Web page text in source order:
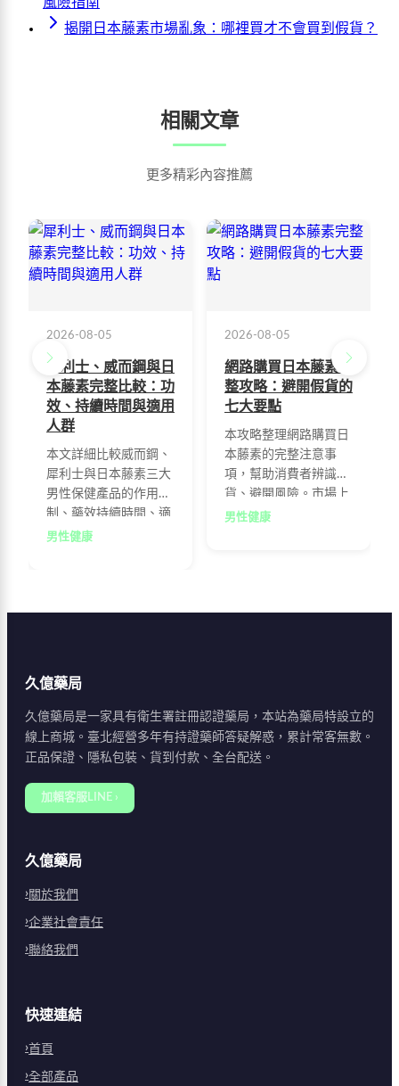
揭開日本藤素市場亂象：哪裡買才不會買到假貨？
相關文章
更多精彩內容推薦
2026-08-05
犀利士、威而鋼與日
本藤素完整比較：功
效、持續時間與適用
人群
本文詳細比較威而鋼、
犀利士與日本藤素三大
男性保健產品的作用機
制、藥效持續時間、適
用人群及選購建議，幫
則為保健食品，功效與
男性健康
2026-08-05
網路購買日本藤素完
整攻略：避開假貨的
七大要點
本攻略整理網路購買日
本藤素的完整注意事
項，幫助消費者辨識假
貨、避開風險。市場上
充斥第三代、第四代等
手原廠正貨。
男性健康
久億藥局
久億藥局是一家具有衛生署註冊認證藥局，本站為藥局特設立的
線上商城。臺北經營多年有持證藥師答疑解惑，累計常客無數。
正品保證、隱私包裝、貨到付款、全台配送。
加賴客服LINE ›
久億藥局
關於我們
企業社會責任
聯絡我們
快速連結
首頁
全部產品